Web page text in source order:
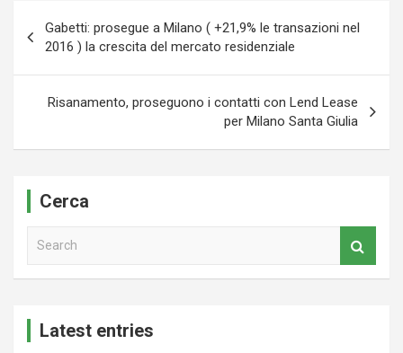
articoli
Gabetti: prosegue a Milano ( +21,9% le transazioni nel
2016 ) la crescita del mercato residenziale
Risanamento, proseguono i contatti con Lend Lease
per Milano Santa Giulia
Cerca
Latest entries